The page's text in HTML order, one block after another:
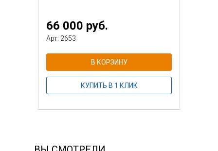
66 000 руб.
Арт: 2653
В КОРЗИНУ
КУПИТЬ В 1 КЛИК